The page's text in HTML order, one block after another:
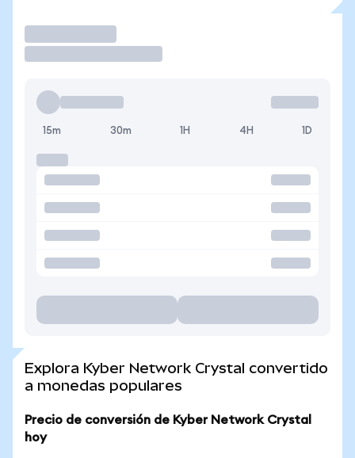
15m 30m 1H 4H 1D
Explora Kyber Network Crystal convertido
a monedas populares
Precio de conversión de Kyber Network Crystal
hoy